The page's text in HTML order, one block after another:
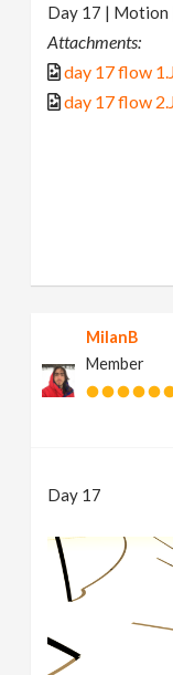
Day 17 | Motion
Attachments:
day 17 flow
day 17 flow
MilanB
Member
Day 17